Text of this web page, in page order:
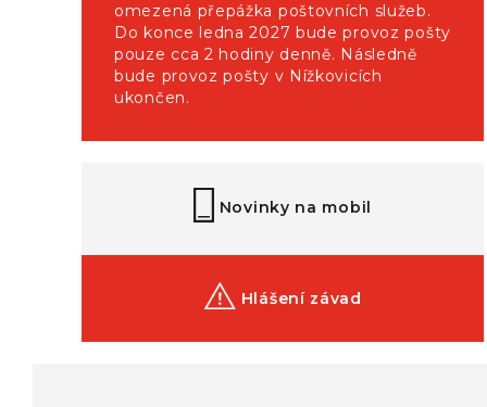
omezená přepážka poštovních služeb.
Do konce ledna 2027 bude provoz pošty
pouze cca 2 hodiny denně. Následně
bude provoz pošty v Nížkovicích
ukončen.
Novinky na mobil
Hlášení závad